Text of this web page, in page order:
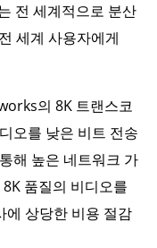
전 세계적으로 분산
세계 사용자에게
의 8K 트랜스코
오를 낮은 비트 전송
해 높은 네트워크 가
품질의 비디오를
에 상당한 비용 절감